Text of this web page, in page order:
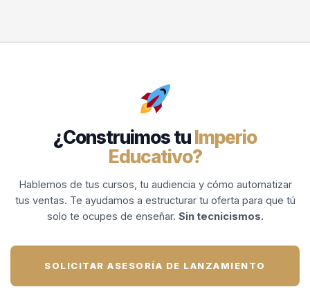
¿Construimos tuImperio
Educativo?
Hablemos de tus cursos, tu audiencia y cómo automatizar
tus ventas. Te ayudamos a estructurar tu oferta para que tú
solo te ocupes de enseñar. Sin tecnicismos.
SOLICITAR ASESORÍA DE LANZAMIENTO